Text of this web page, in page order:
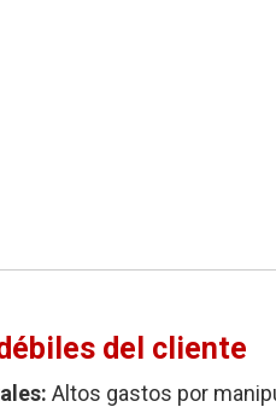
del cliente
Altos gastos por